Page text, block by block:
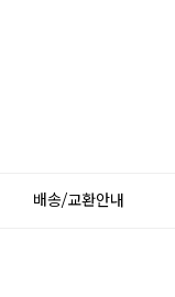
배송/교환안내